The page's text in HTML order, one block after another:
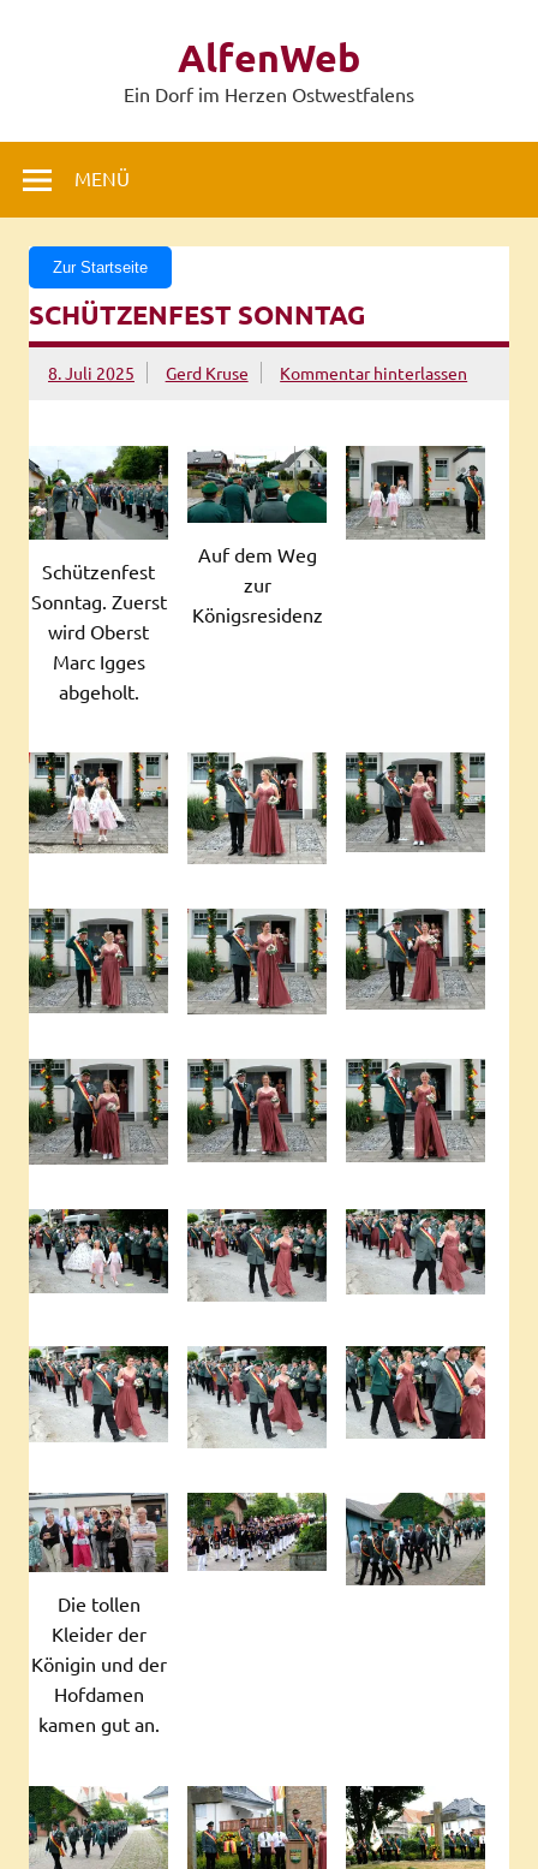
AlfenWeb
Ein Dorf im Herzen Ostwestfalens
MENÜ
Zur Startseite
SCHÜTZENFEST SONNTAG
8. Juli 2025 Gerd Kruse Kommentar hinterlassen
Schützenfest
Sonntag. Zuerst
wird Oberst
Marc Igges
abgeholt.
Auf dem Weg
zur
Königsresidenz
Die tollen
Kleider der
Königin und der
Hofdamen
kamen gut an.